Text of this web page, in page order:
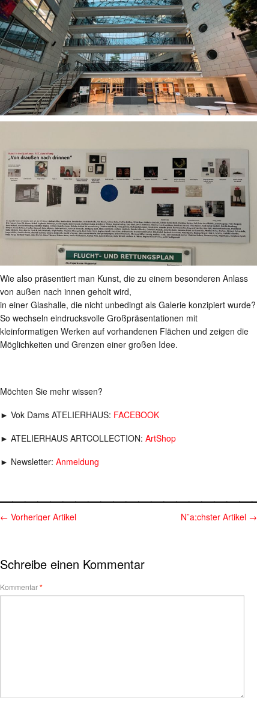
Wie also präsentiert man Kunst, die zu einem besonderen Anlass
von außen nach innen geholt wird,
in einer Glashalle, die nicht unbedingt als Galerie konzipiert wurde?
So wechseln eindrucksvolle Großpräsentationen mit
kleinformatigen Werken auf vorhandenen Flächen und zeigen die
Möglichkeiten und Grenzen einer großen Idee.
Möchten Sie mehr wissen?
► Vok Dams ATELIERHAUS: FACEBOOK
► ATELIERHAUS ARTCOLLECTION: ArtShop
► Newsletter: Anmeldung
← Vorheriger Artikel N¨a;chster Artikel →
Schreibe einen Kommentar
Kommentar*